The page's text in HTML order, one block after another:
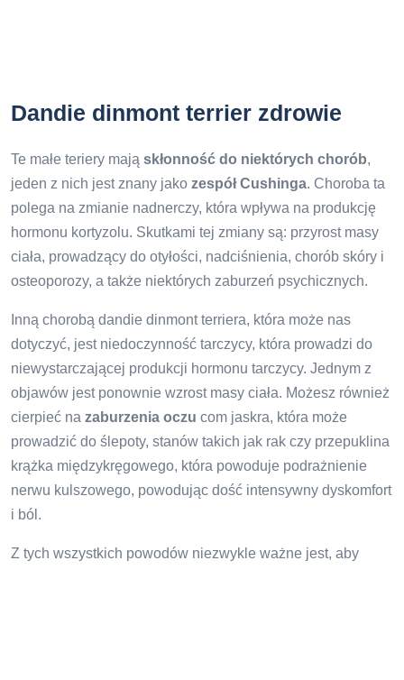
Dandie dinmont terrier zdrowie
Te małe teriery mają skłonność do niektórych chorób,
jeden z nich jest znany jako zespół Cushinga. Choroba ta
polega na zmianie nadnerczy, która wpływa na produkcję
hormonu kortyzolu. Skutkami tej zmiany są: przyrost masy
ciała, prowadzący do otyłości, nadciśnienia, chorób skóry i
osteoporozy, a także niektórych zaburzeń psychicznych.
Inną chorobą dandie dinmont terriera, która może nas
dotyczyć, jest niedoczynność tarczycy, która prowadzi do
niewystarczającej produkcji hormonu tarczycy. Jednym z
objawów jest ponownie wzrost masy ciała. Możesz również
cierpieć na zaburzenia oczu com jaskra, która może
prowadzić do ślepoty, stanów takich jak rak czy przepuklina
krążka międzykręgowego, która powoduje podrażnienie
nerwu kulszowego, powodując dość intensywny dyskomfort
i ból.
Z tych wszystkich powodów niezwykle ważne jest, aby